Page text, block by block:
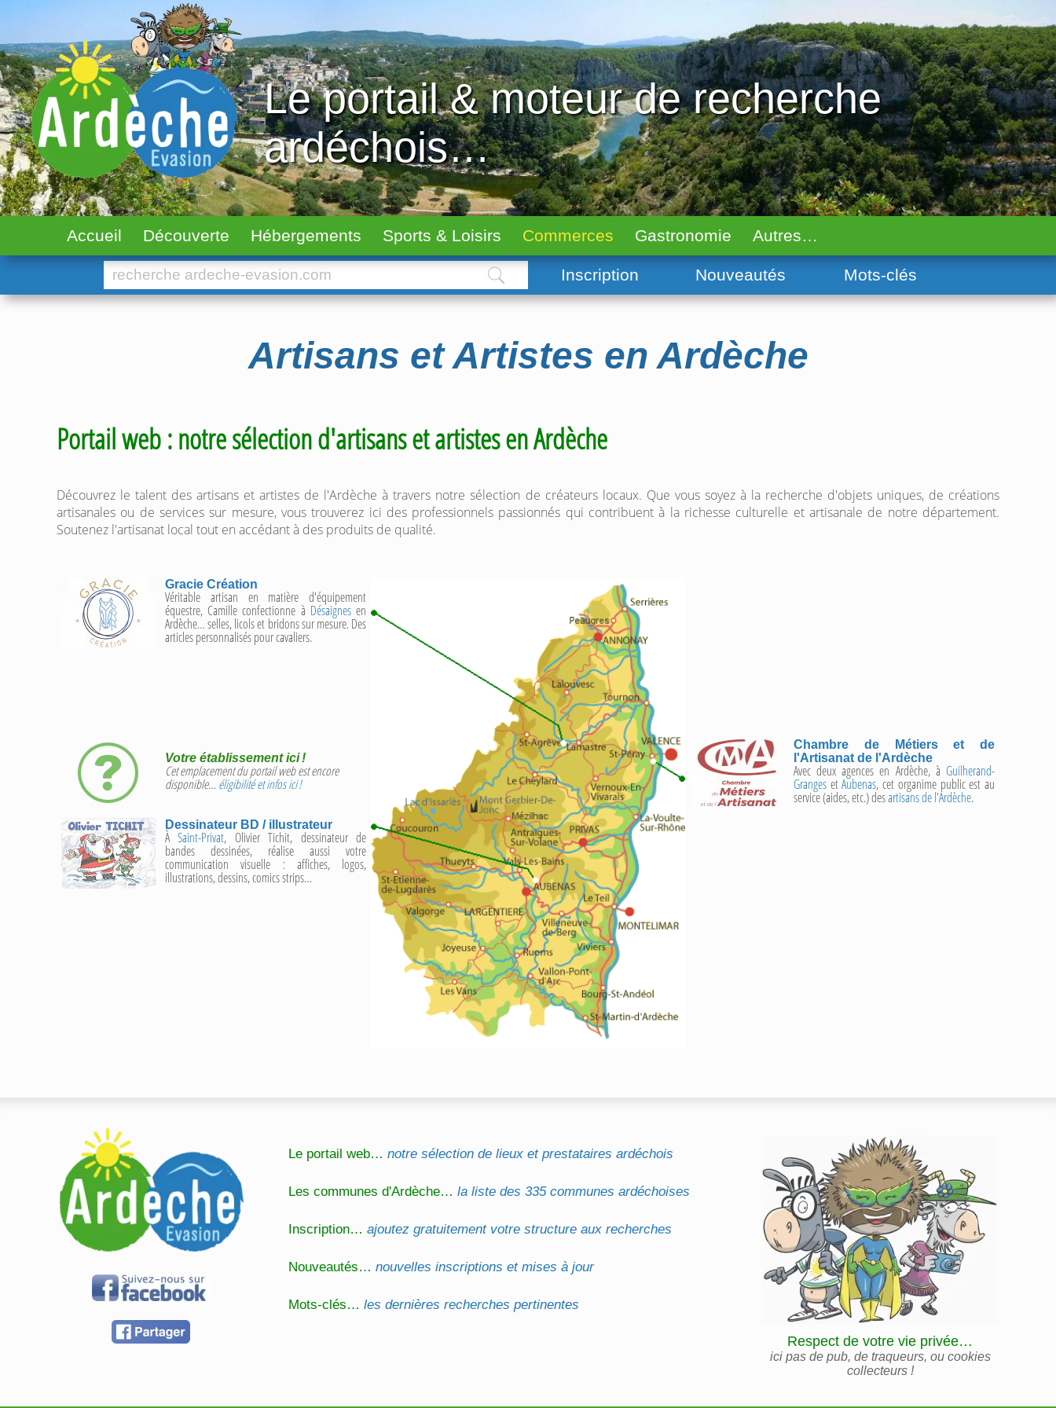
Le portail & moteur de recherche
ardéchois…
Accueil Découverte Hébergements Sports & Loisirs Commerces Gastronomie Autres…
Inscription Nouveautés Mots-clés
Artisans et Artistes en Ardèche
Portail web : notre sélection d'artisans et artistes en Ardèche
Découvrez le talent des artisans et artistes de l'Ardèche à travers notre sélection de créateurs locaux. Que vous soyez à la recherche d'objets uniques, de créations
artisanales ou de services sur mesure, vous trouverez ici des professionnels passionnés qui contribuent à la richesse culturelle et artisanale de notre département.
Soutenez l'artisanat local tout en accédant à des produits de qualité.
Gracie Création
Véritable artisan en matière d'équipement
équestre, Camille confectionne à Désaignesen
Ardèche… selles, licols et bridons sur mesure. Des
articles personnalisés pour cavaliers.
Votre établissement ici !
Cet emplacement du portail web est encore
disponible… éligibilité et infos ici !
Dessinateur BD / illustrateur
ÀSaint-Privat, Olivier Tichit, dessinateur de
bandes dessinées, réalise aussi votre
communication visuelle : affiches, logos,
illustrations, dessins, comics strips…
Chambre de Métiers et de
l'Artisanat de l'Ardèche
Avec deux agences en Ardèche, à Guilherand-
Granges etAubenas, cet organime public est au
service (aides, etc.) desartisans de l'Ardèche.
Le portail web… notre sélection de lieux et prestataires ardéchois
Les communes d'Ardèche… la liste des 335 communes ardéchoises
Inscription… ajoutez gratuitement votre structure aux recherches
Nouveautés… nouvelles inscriptions et mises à jour
Mots-clés… les dernières recherches pertinentes
Respect de votre vie privée…
ici pas de pub, de traqueurs, ou cookies
collecteurs !